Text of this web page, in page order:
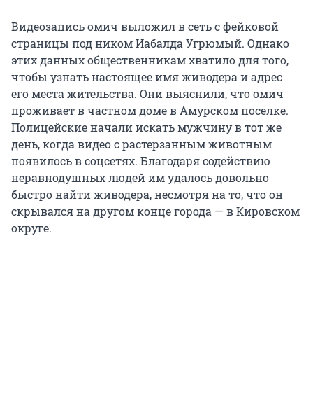
Видеозапись омич выложил в сеть с фейковой
страницы под ником Иабалда Угрюмый. Однако
этих данных общественникам хватило для того,
чтобы узнать настоящее имя живодера и адрес
его места жительства. Они выяснили, что омич
проживает в частном доме в Амурском поселке.
Полицейские начали искать мужчину в тот же
день, когда видео с растерзанным животным
появилось в соцсетях. Благодаря содействию
неравнодушных людей им удалось довольно
быстро найти живодера, несмотря на то, что он
скрывался на другом конце города — в Кировском
округе.